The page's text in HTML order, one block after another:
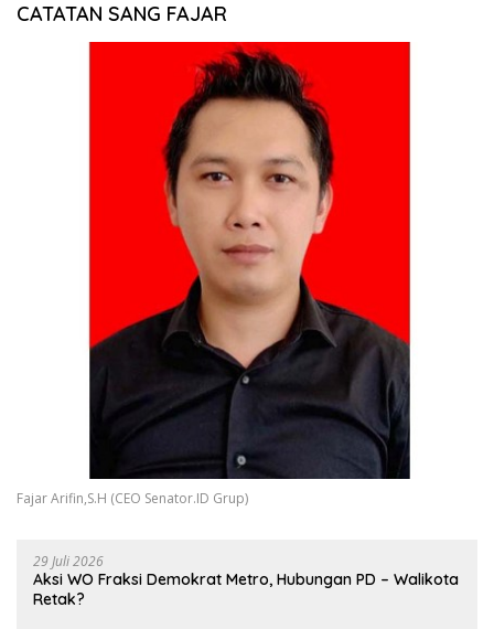
CATATAN SANG FAJAR
Fajar Arifin,S.H (CEO Senator.ID Grup)
29 Juli 2026
Aksi WO Fraksi Demokrat Metro, Hubungan PD – Walikota
Retak?